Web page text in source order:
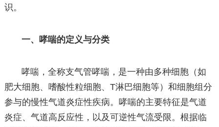
识。
一、哮喘的定义与分类
哮喘，全称支气管哮喘，是一种由多种细胞（如
肥大细胞、嗜酸性粒细胞、T淋巴细胞等）和细胞组分
参与的慢性气道炎症性疾病。哮喘的主要特征是气道
炎症、气道高反应性，以及可逆性气流受限。根据临